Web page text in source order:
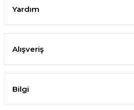
Yardım
Alışveriş
Bilgi